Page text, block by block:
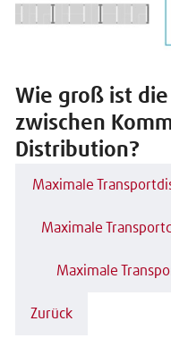
Wie groß ist
zwischen
Distribution?
Maximale
Maximale
Maximale
Zurück